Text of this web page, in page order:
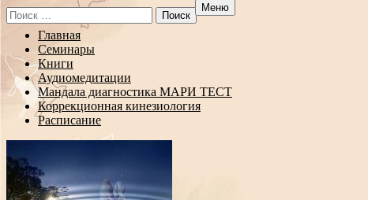
Search
for:
Меню
Перейти
содержанию
Главная
Семинары
Книги
Аудиомедитации
Мандала диагностика МАРИ ТЕСТ
Коррекционная кинезиология
Расписание